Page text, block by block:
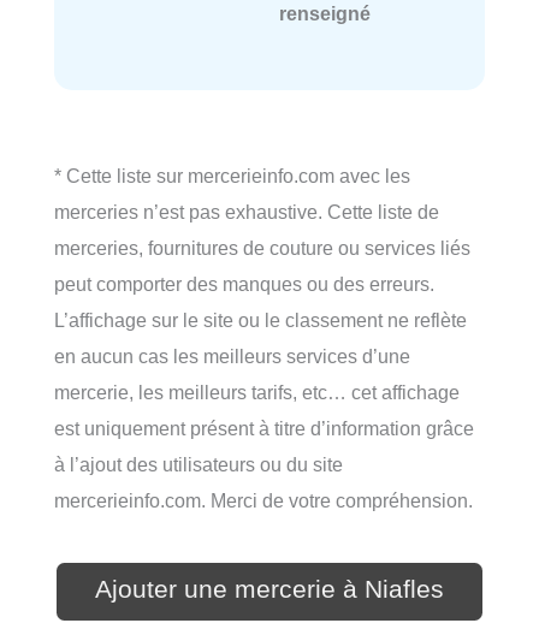
renseigné
* Cette liste sur mercerieinfo.com avec les
merceries n’est pas exhaustive. Cette liste de
merceries, fournitures de couture ou services liés
peut comporter des manques ou des erreurs.
L’affichage sur le site ou le classement ne reflète
en aucun cas les meilleurs services d’une
mercerie, les meilleurs tarifs, etc… cet affichage
est uniquement présent à titre d’information grâce
à l’ajout des utilisateurs ou du site
mercerieinfo.com. Merci de votre compréhension.
Ajouter une mercerie à Niafles